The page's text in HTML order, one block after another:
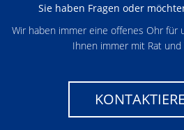
Sie haben Fragen oder
Wir haben immer eine offenes Ohr für
Ihnen immer mit Rat und